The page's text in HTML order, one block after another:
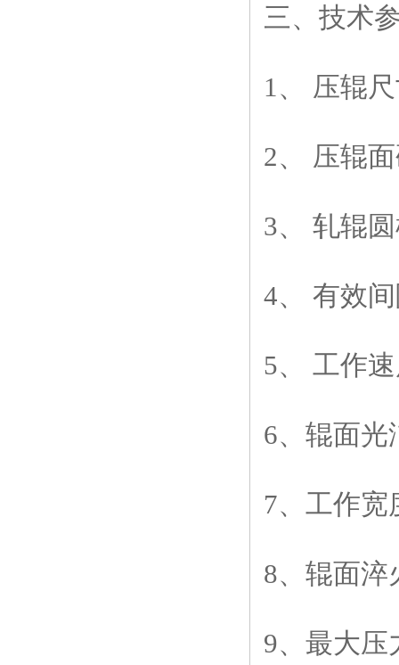
三、技术
1、 压辊
2、 压辊
3、 轧辊
4、 有效
5、 工作
6、辊面光
7、工作宽
8、辊面淬
9、最大压